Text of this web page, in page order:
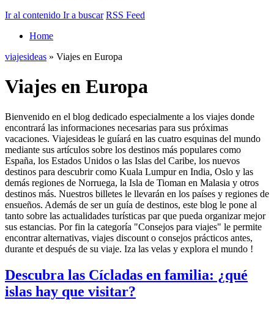
Ir al contenido Ir a buscar RSS Feed
Home
viajesideas » Viajes en Europa
Viajes en Europa
Bienvenido en el blog dedicado especialmente a los viajes donde
encontrará las informaciones necesarias para sus próximas
vacaciones. Viajesideas le guíará en las cuatro esquinas del mundo
mediante sus artículos sobre los destinos más populares como
España, los Estados Unidos o las Islas del Caribe, los nuevos
destinos para descubrir como Kuala Lumpur en India, Oslo y las
demás regiones de Norruega, la Isla de Tioman en Malasia y otros
destinos más. Nuestros billetes le llevarán en los países y regiones de
ensueños. Además de ser un guía de destinos, este blog le pone al
tanto sobre las actualidades turísticas par que pueda organizar mejor
sus estancias. Por fin la categoría "Consejos para viajes" le permite
encontrar alternativas, viajes discount o consejos prácticos antes,
durante et después de su viaje. Iza las velas y explora el mundo !
Descubra las Cícladas en familia: ¿qué
islas hay que visitar?